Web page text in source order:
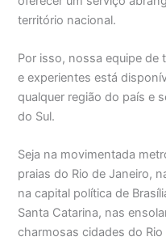
território nacional.
Por isso, nossa equipe de
e experientes está
qualquer região do país e
do Sul.
Seja na movimentada
praias do Rio de Janeiro,
na capital política de
Santa Catarina, nas
charmosas cidades do